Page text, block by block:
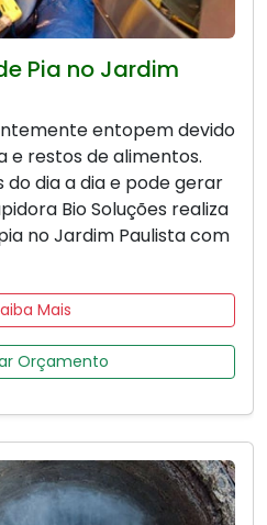
Pia no Jardim
entopem devido
e restos de alimentos.
dia a dia e pode gerar
Bio Soluções realiza
no Jardim Paulista com
Mais
Orçamento